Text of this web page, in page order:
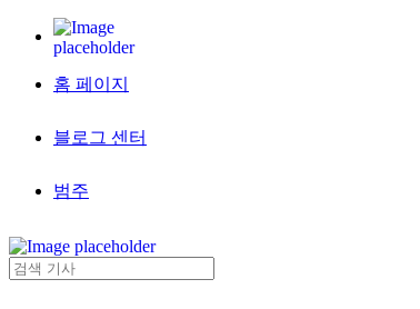
홈 페이지
블로그 센터
범주